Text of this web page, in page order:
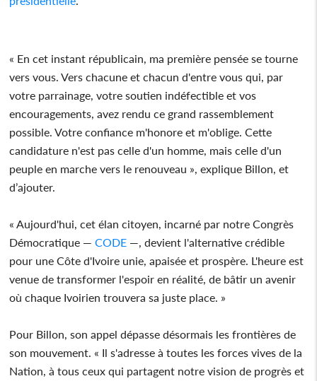
« En cet instant républicain, ma première pensée se tourne
vers vous. Vers chacune et chacun d'entre vous qui, par
votre parrainage, votre soutien indéfectible et vos
encouragements, avez rendu ce grand rassemblement
possible. Votre confiance m'honore et m'oblige. Cette
candidature n'est pas celle d'un homme, mais celle d'un
peuple en marche vers le renouveau », explique Billon, et
d’ajouter.
« Aujourd'hui, cet élan citoyen, incarné par notre Congrès
Démocratique —CODE —, devient l'alternative crédible
pour une Côte d'Ivoire unie, apaisée et prospère. L'heure est
venue de transformer l'espoir en réalité, de bâtir un avenir
où chaque Ivoirien trouvera sa juste place. »
Pour Billon, son appel dépasse désormais les frontières de
son mouvement. « Il s'adresse à toutes les forces vives de la
Nation, à tous ceux qui partagent notre vision de progrès et